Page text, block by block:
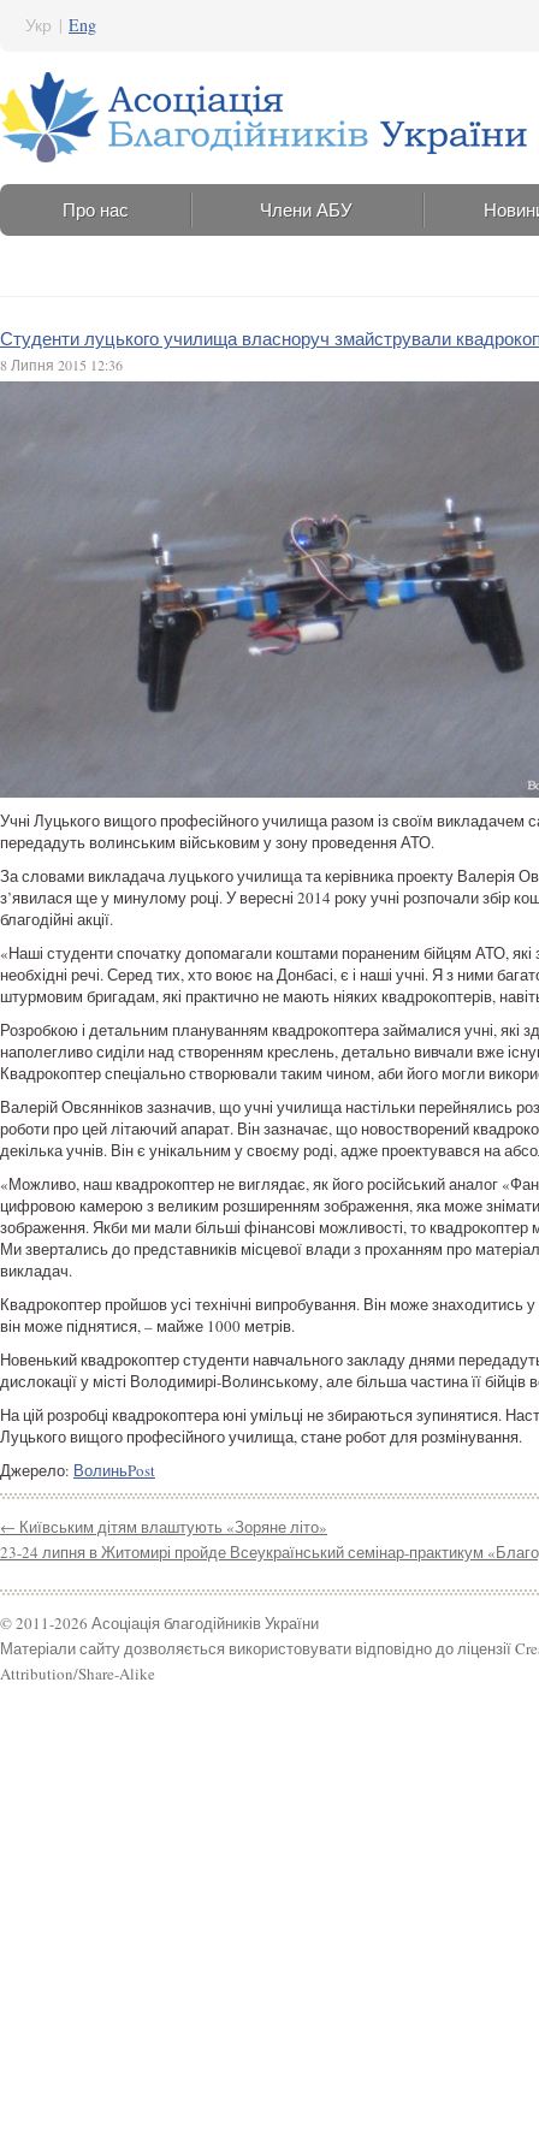
Укр | Eng
Про нас Члени АБУ
Студенти луцького училища власноруч змайстрували
8 Липня 2015 12:36
Учні Луцького вищого професійного училища разом із своїм
передадуть волинським військовим у зону проведення АТО.
За словами викладача луцького училища та керівника проекту Валерія
з’явилася ще у минулому році. У вересні 2014 року учні розпочали збір
благодійні акції.
«Наші студенти спочатку допомагали коштами пораненим бійцям АТО, які
необхідні речі. Серед тих, хто воює на Донбасі, є і наші учні. Я з ними
штурмовим бригадам, які практично не мають ніяких квадрокоптерів,
Розробкою і детальним плануванням квадрокоптера займалися учні,
наполегливо сиділи над створенням креслень, детально вивчали вже
Квадрокоптер спеціально створювали таким чином, аби його могли
Валерій Овсянніков зазначив, що учні училища настільки перейнялись
роботи про цей літаючий апарат. Він зазначає, що новостворений
декілька учнів. Він є унікальним у своєму роді, адже проектувався на
«Можливо, наш квадрокоптер не виглядає, як його російський аналог
цифровою камерою з великим розширенням зображення, яка може
зображення. Якби ми мали більші фінансові можливості, то
Ми звертались до представників місцевої влади з проханням про
викладач.
Квадрокоптер пройшов усі технічні випробування. Він може знаходитись
він може піднятися, – майже 1000 метрів.
Новенький квадрокоптер студенти навчального закладу днями
дислокації у місті Володимирі-Волинському, але більша частина її бійців
На цій розробці квадрокоптера юні умільці не збираються зупинятися.
Луцького вищого професійного училища, стане робот для розмінування.
Джерело: ВолиньPost
← Київським дітям влаштують «Зоряне літо»
23-24 липня в Житомирі пройде Всеукраїнський семінар-практикум
© 2011-2026 Асоціація благодійників України
Матеріали сайту дозволяється використовувати відповідно до ліцензії
Attribution/Share-Alike